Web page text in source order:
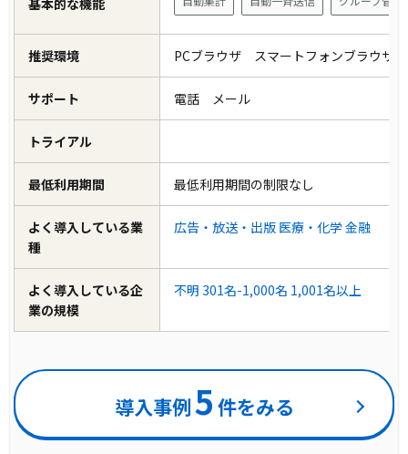
基本的な機能
推奨環境 PCブラウザ スマートフォンブラウザ
サポート 電話 メール
トライアル
最低利用期間 最低利用期間の制限なし
よく導入している業
種
広告・放送・出版 医療・化学 金融
よく導入している企
業の規模
不明 301名-1,000名 1,001名以上
導入事例5 件をみる